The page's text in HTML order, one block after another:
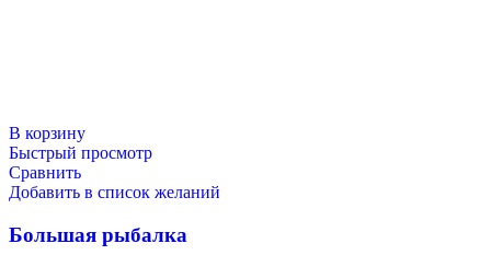
В корзину
Быстрый просмотр
Сравнить
Добавить в список желаний
Большая рыбалка